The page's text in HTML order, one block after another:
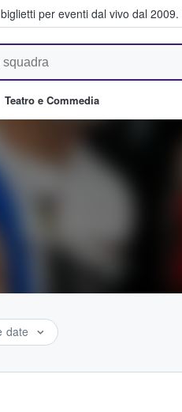
per eventi dal vivo dal 2009.
comprano e
Teatro e Commedia
date